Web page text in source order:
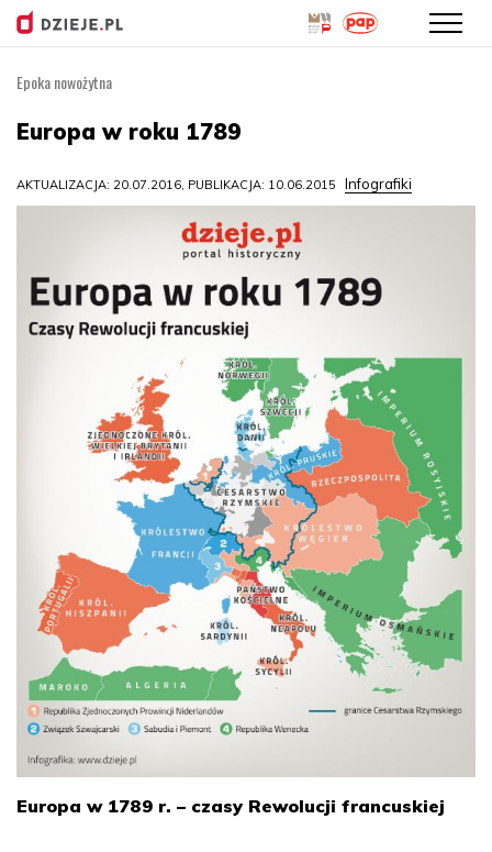
Epoka nowożytna
Europa w roku 1789
AKTUALIZACJA: 20.07.2016, PUBLIKACJA: 10.06.2015 Infografiki
Europa w 1789 r. – czasy Rewolucji francuskiej